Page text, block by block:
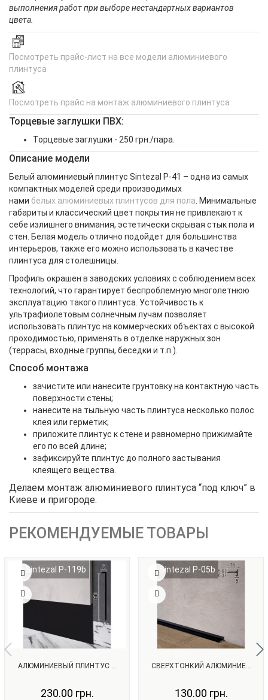
выполнения работ при выборе нестандартных вариантов
цвета.
Посмотреть прайс-лист на все модели алюминиевого
плинтуса
Посмотреть прайс на монтаж алюминиевого плинтуса
Торцевые заглушки ПВХ:
Торцевые заглушки - 250 грн./пара.
Описание модели
Белый алюминиевый плинтус Sintezal P-41 – одна из самых
компактных моделей среди производимых
нами белых алюминиевых плинтусов для пола . Минимальные
габариты и классический цвет покрытия не привлекают к
себе излишнего внимания, эстетически скрывая стык пола и
стен. Белая модель отлично подойдет для большинства
интерьеров, также его можно использовать в качестве
плинтуса для столешницы.
Профиль окрашен в заводских условиях с соблюдением всех
технологий, что гарантирует беспроблемную многолетнюю
эксплуатацию такого плинтуса. Устойчивость к
ультрафиолетовым солнечным лучам позволяет
использовать плинтус на коммерческих объектах с высокой
проходимостью, применять в отделке наружных зон
(террасы, входные группы, беседки и т.п.).
Способ монтажа
зачистите или нанесите грунтовку на контактную часть
поверхности стены;
нанесите на тыльную часть плинтуса несколько полос
клея или герметик;
приложите плинтус к стене и равномерно прижимайте
его по всей длине;
зафиксируйте плинтус до полного застывания
клеящего вещества.
Делаем монтаж алюминиевого плинтуса “под ключ” в
Киеве и пригороде.
РЕКОМЕНДУЕМЫЕ ТОВАРЫ
Sintezal P-119b
АЛЮМИНИЕВЫЙ ПЛИНТУС ...
230.00 грн.
Sintezal P-05b
СВЕРХТОНКИЙ АЛЮМИНИЕ...
130.00 грн.